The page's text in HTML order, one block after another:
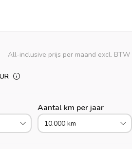
All-inclusive prijs per maand excl. BTW
Aantal km per jaar
10.000 km